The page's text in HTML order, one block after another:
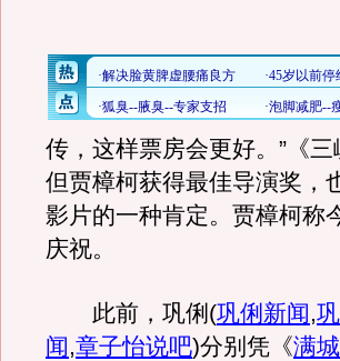
传，这样票房会更好。”《
但贾樟柯获得最佳导演奖，
影片的一种肯定。贾樟柯称
庆祝。
此前，巩俐 (巩俐新闻,
闻,章子怡说吧)分别凭《满